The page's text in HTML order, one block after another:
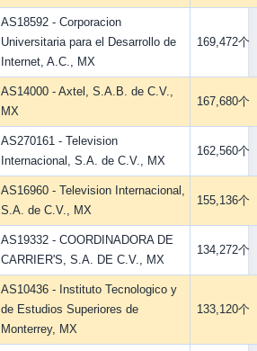
AS18592 - Corporacion
Universitaria para el Desarrollo de
Internet, A.C., MX
169,472个
AS14000 - Axtel, S.A.B. de C.V.,
MX
167,680个
AS270161 - Television
Internacional, S.A. de C.V., MX
162,560个
AS16960 - Television Internacional,
S.A. de C.V., MX
155,136个
AS19332 - COORDINADORA DE
CARRIER'S, S.A. DE C.V., MX
134,272个
AS10436 - Instituto Tecnologico y
de Estudios Superiores de
Monterrey, MX
133,120个